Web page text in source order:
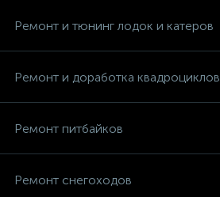
Ремонт и тюнинг лодок и катеров
Ремонт и доработка квадроциклов
Ремонт питбайков
Ремонт снегоходов